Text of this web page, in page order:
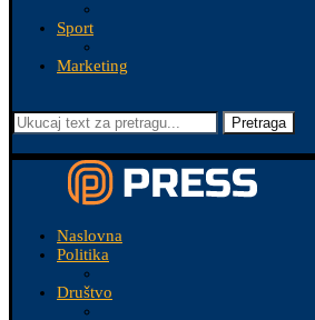
Sport
Marketing
Pretraga
Naslovna
Politika
Društvo